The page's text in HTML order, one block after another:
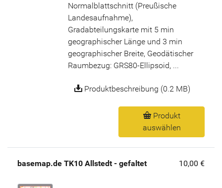
Normalblattschnitt (Preußische
Landesaufnahme),
Gradabteilungskarte mit 5 min
geographischer Länge und 3 min
geographischer Breite, Geodätischer
Raumbezug: GRS80-Ellipsoid, ...
Produktbeschreibung (0.2 MB)
Produkt
auswählen
basemap.de TK10 Allstedt - gefaltet 10,00 €